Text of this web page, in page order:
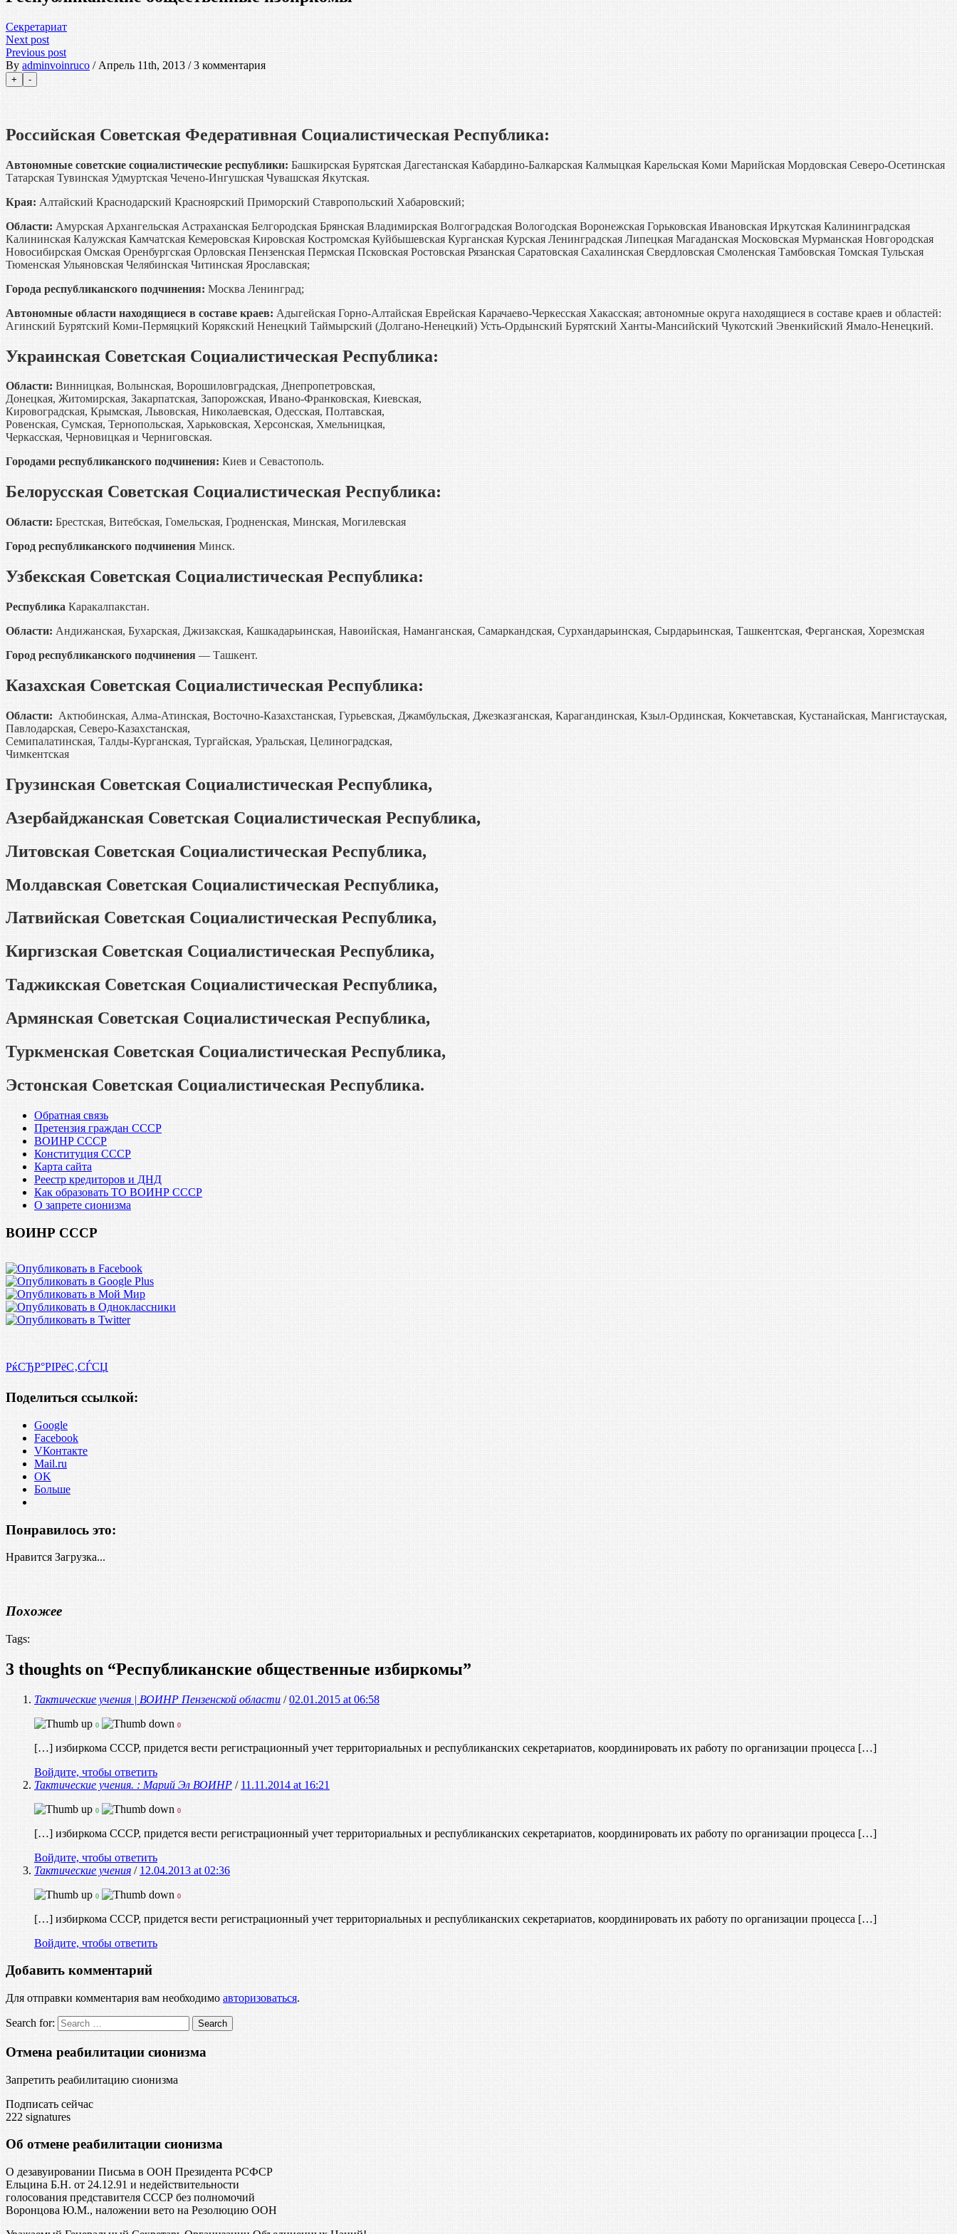
Секретариат
Next post
Previous post
By adminvoinruco / Апрель 11th, 2013 / 3 комментария
Российская Советская Федеративная Социалистическая Республика:
Автономные советские социалистические республики: Башкирская Бурятская Дагестанская Кабардино-Балкарская Калмыцкая Карельская Коми Марийская Мордовская Северо-Осетинская
Татарская Тувинская Удмуртская Чечено-Ингушская Чувашская Якутская.
Края: Алтайский Краснодарский Красноярский Приморский Ставропольский Хабаровский;
Области: Амурская Архангельская Астраханская Белгородская Брянская Владимирская Волгоградская Вологодская Воронежская Горьковская Ивановская Иркутская Калининградская
Калининская Калужская Камчатская Кемеровская Кировская Костромская Куйбышевская Курганская Курская Ленинградская Липецкая Магаданская Московская Мурманская Новгородская
Новосибирская Омская Оренбургская Орловская Пензенская Пермская Псковская Ростовская Рязанская Саратовская Сахалинская Свердловская Смоленская Тамбовская Томская Тульская
Тюменская Ульяновская Челябинская Читинская Ярославская;
Города республиканского подчинения: Москва Ленинград;
Автономные области находящиеся в составе краев: Адыгейская Горно-Алтайская Еврейская Карачаево-Черкесская Хакасская; автономные округа находящиеся в составе краев и областей:
Агинский Бурятский Коми-Пермяцкий Корякский Ненецкий Таймырский (Долгано-Ненецкий) Усть-Ордынский Бурятский Ханты-Мансийский Чукотский Эвенкийский Ямало-Ненецкий.
Украинская Советская Социалистическая Республика:
Области: Винницкая, Волынская, Ворошиловградская, Днепропетровская,
Донецкая, Житомирская, Закарпатская, Запорожская, Ивано-Франковская, Киевская,
Кировоградская, Крымская, Львовская, Николаевская, Одесская, Полтавская,
Ровенская, Сумская, Тернопольская, Харьковская, Херсонская, Хмельницкая,
Черкасская, Черновицкая и Черниговская.
Городами республиканского подчинения: Киев и Севастополь.
Белорусская Советская Социалистическая Республика:
Области: Брестская, Витебская, Гомельская, Гродненская, Минская, Могилевская
Город республиканского подчинения Минск.
Узбекская Советская Социалистическая Республика:
Республика Каракалпакстан.
Области: Андижанская, Бухарская, Джизакская, Кашкадарьинская, Навоийская, Наманганская, Самаркандская, Сурхандарьинская, Сырдарьинская, Ташкентская, Ферганская, Хорезмская
Город республиканского подчинения — Ташкент.
Казахская Советская Социалистическая Республика:
Области: Актюбинская, Алма-Атинская, Восточно-Казахстанская, Гурьевская, Джамбульская, Джезказганская, Карагандинская, Кзыл-Ординская, Кокчетавская, Кустанайская, Мангистауская,
Павлодарская, Северо-Казахстанская,
Семипалатинская, Талды-Курганская, Тургайская, Уральская, Целиноградская,
Чимкентская
Грузинская Советская Социалистическая Республика,
Азербайджанская Советская Социалистическая Республика,
Литовская Советская Социалистическая Республика,
Молдавская Советская Социалистическая Республика,
Латвийская Советская Социалистическая Республика,
Киргизская Советская Социалистическая Республика,
Таджикская Советская Социалистическая Республика,
Армянская Советская Социалистическая Республика,
Туркменская Советская Социалистическая Республика,
Эстонская Советская Социалистическая Республика.
Обратная связь
Претензия граждан СССР
ВОИНР СССР
Конституция СССР
Карта сайта
Реестр кредиторов и ДНД
Как образовать ТО ВОИНР СССР
О запрете сионизма
ВОИНР СССР
РќСЂР°РІРёС‚СЃСЏ
Поделиться ссылкой:
Google
Facebook
VКонтакте
Mail.ru
OK
Больше
Понравилось это:
Нравится Загрузка...
Похожее
Tags:
3 thoughts on “Республиканские общественные избиркомы”
Тактические учения | ВОИНР Пензенской области /02.01.2015 at 06:58
0 0
[…] избиркома СССР, придется вести регистрационный учет территориальных и республиканских секретариатов, координировать их работу по организации процесса […]
Войдите, чтобы ответить
Тактические учения. : Марий Эл ВОИНР / 11.11.2014 at 16:21
0 0
[…] избиркома СССР, придется вести регистрационный учет территориальных и республиканских секретариатов, координировать их работу по организации процесса […]
Войдите, чтобы ответить
Тактические учения / 12.04.2013 at 02:36
0 0
[…] избиркома СССР, придется вести регистрационный учет территориальных и республиканских секретариатов, координировать их работу по организации процесса […]
Войдите, чтобы ответить
Добавить комментарий
Для отправки комментария вам необходимо авторизоваться.
Search for:
Отмена реабилитации сионизма
Запретить реабилитацию сионизма
Подписать сейчас
222 signatures
Об отмене реабилитации сионизма
О дезавуировании Письма в ООН Президента РСФСР
Ельцина Б.Н. от 24.12.91 и недействительности
голосования представителя СССР без полномочий
Воронцова Ю.М., наложении вето на Резолюцию ООН